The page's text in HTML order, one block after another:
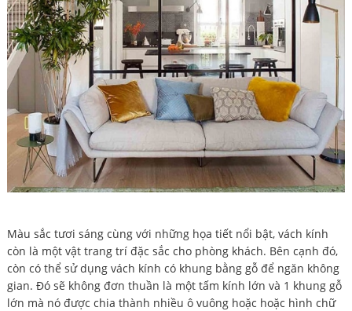
Màu sắc tươi sáng cùng với những họa tiết nổi bật, vách kính
còn là một vật trang trí đặc sắc cho phòng khách. Bên cạnh đó,
còn có thể sử dụng vách kính có khung bằng gỗ để ngăn không
gian. Đó sẽ không đơn thuần là một tấm kính lớn và 1 khung gỗ
lớn mà nó được chia thành nhiều ô vuông hoặc hoặc hình chữ